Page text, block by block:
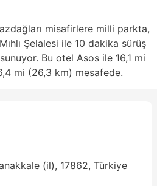
misafirlere milli parkta,
Şelalesi ile 10 dakika sürüş
Bu otel Asos ile 16,1 mi
mi (26,3 km) mesafede.
(il), 17862, Türkiye